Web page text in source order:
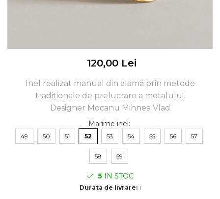
120,00 Lei
Inel realizat manual din alamă prin metode
tradiționale de prelucrare a metalului.
Designer Mocanu Mihnea Vlad
Marime inel:
49 50 51 52 53 54 55 56 57
58 59
5 IN STOC
Durata de livrare:1